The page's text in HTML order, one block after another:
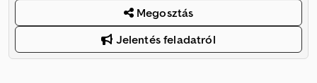
Megosztás
Jelentés feladatról